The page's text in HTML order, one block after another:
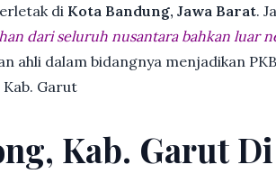
di Kota Bandung, Jawa Barat.
dari seluruh nusantara bahkan luar
dalam bidangnya menjadikan
Garut
Kab. Garut Di